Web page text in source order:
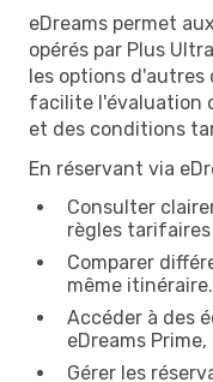
eDreams permet
opérés par Plus
les options d'autres
facilite l'évaluation
et des conditions
En réservant via
Consulter
règles
Comparer
même itinéraire.
Accéder à des
eDreams
Gérer les